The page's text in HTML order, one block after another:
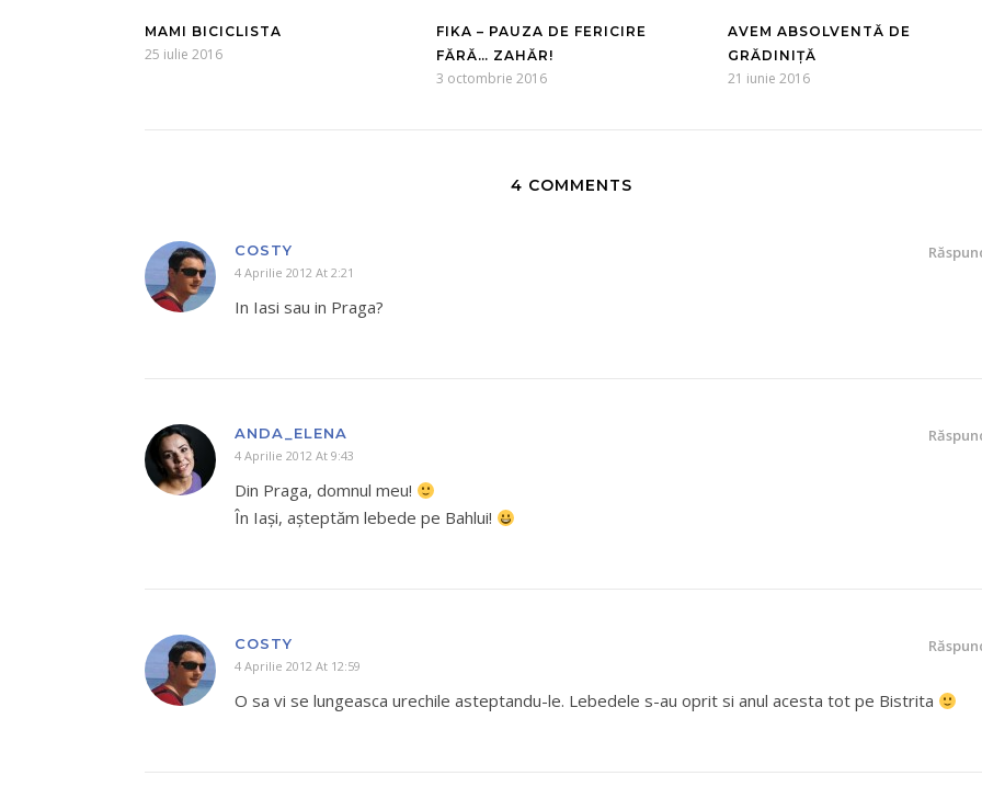
MAMI BICICLISTA
25 iulie 2016
FIKA – PAUZA DE FERICIRE
FĂRĂ… ZAHĂR!
3 octombrie 2016
AVEM ABSOLVENTĂ DE
GRĂDINIȚĂ
21 iunie 2016
4 COMMENTS
COSTY
4 Aprilie 2012 At 2:21
In Iasi sau in Praga?
ANDA_ELENA
4 Aprilie 2012 At 9:43
Din Praga, domnul meu!
În Iaşi, aşteptăm lebede pe Bahlui!
COSTY
4 Aprilie 2012 At 12:59
O sa vi se lungeasca urechile asteptandu-le. Lebedele s-au oprit si anul acesta tot pe Bistrita